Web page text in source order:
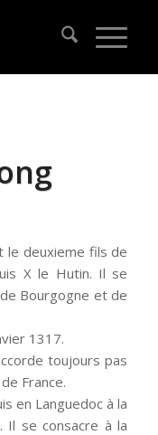
le deuxieme fils de
X le Hutin. Il se
Bourgogne et de
1317.
toujours pas
France.
en Languedoc à la
Il se consacre à la